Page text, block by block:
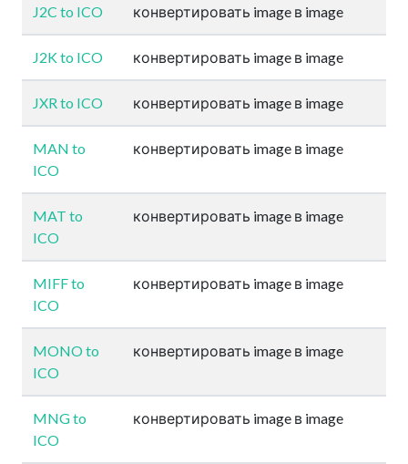
J2C to ICO конвертировать image в image
J2K to ICO конвертировать image в image
JXR to ICO конвертировать image в image
MAN to
ICO
конвертировать image в image
MAT to
ICO
конвертировать image в image
MIFF to
ICO
конвертировать image в image
MONO to
ICO
конвертировать image в image
MNG to
ICO
конвертировать image в image